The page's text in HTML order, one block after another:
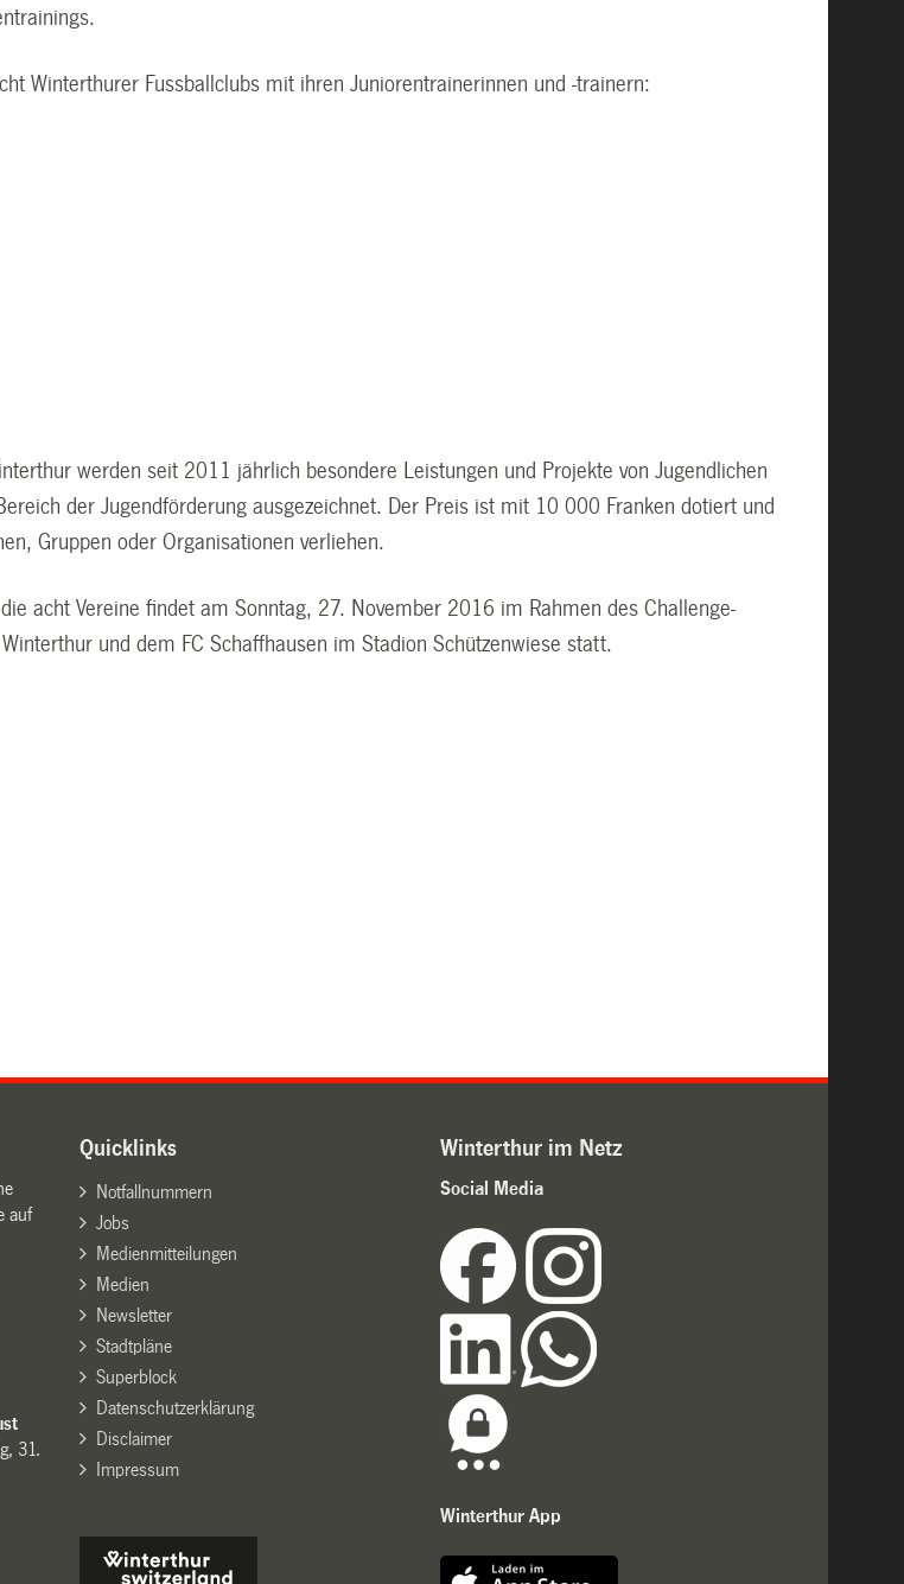
Winterthurer Fussballclubs mit ihren Juniorentrainerinnen und -trainern:
werden seit 2011 jährlich besondere Leistungen und Projekte von Jugendlichen
der Jugendförderung ausgezeichnet. Der Preis ist mit 10 000 Franken dotiert und
Gruppen oder Organisationen verliehen.
acht Vereine findet am Sonntag, 27. November 2016 im Rahmen des Challenge-
und dem FC Schaffhausen im Stadion Schützenwiese statt.
auf
31.
Quicklinks
Notfallnummern
Jobs
Medienmitteilungen
Medien
Newsletter
Stadtpläne
Superblock
Datenschutzerklärung
Disclaimer
Impressum
Winterthur im Netz
Social Media
Winterthur App